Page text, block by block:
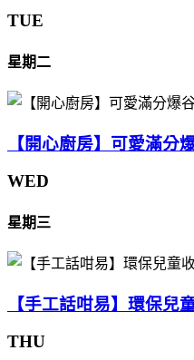
TUE
星期二
【開心廚房】可愛滿分
WED
星期三
【手工話咁易】環保兒
THU